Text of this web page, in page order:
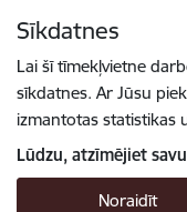
Sīkdatnes
Lai šī tīmekļvietne
sīkdatnes. Ar Jūsu
izmantotas statistikas
Lūdzu, atzīmējiet
Noraidīt